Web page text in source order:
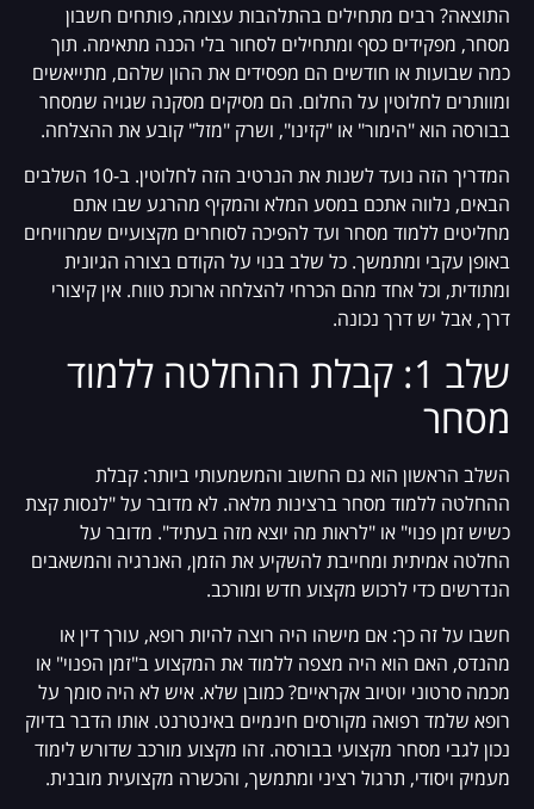
התוצאה? רבים מתחילים בהתלהבות עצומה, פותחים חשבון
מסחר, מפקידים כסף ומתחילים לסחור בלי הכנה מתאימה. תוך
כמה שבועות או חודשים הם מפסידים את ההון שלהם, מתייאשים
ומוותרים לחלוטין על החלום. הם מסיקים מסקנה שגויה שמסחר
בבורסה הוא "הימור" או "קזינו", ושרק "מזל" קובע את ההצלחה.
המדריך הזה נועד לשנות את הנרטיב הזה לחלוטין. ב-10 השלבים
הבאים, נלווה אתכם במסע המלא והמקיף מהרגע שבו אתם
מחליטים ללמוד מסחר ועד להפיכה לסוחרים מקצועיים שמרוויחים
באופן עקבי ומתמשך. כל שלב בנוי על הקודם בצורה הגיונית
ומתודית, וכל אחד מהם הכרחי להצלחה ארוכת טווח. אין קיצורי
דרך, אבל יש דרך נכונה.
שלב 1: קבלת ההחלטה ללמוד
מסחר
השלב הראשון הוא גם החשוב והמשמעותי ביותר: קבלת
ההחלטה ללמוד מסחר ברצינות מלאה. לא מדובר על "לנסות קצת
כשיש זמן פנוי" או "לראות מה יוצא מזה בעתיד". מדובר על
החלטה אמיתית ומחייבת להשקיע את הזמן, האנרגיה והמשאבים
הנדרשים כדי לרכוש מקצוע חדש ומורכב.
חשבו על זה כך: אם מישהו היה רוצה להיות רופא, עורך דין או
מהנדס, האם הוא היה מצפה ללמוד את המקצוע ב"זמן הפנוי" או
מכמה סרטוני יוטיוב אקראיים? כמובן שלא. איש לא היה סומך על
רופא שלמד רפואה מקורסים חינמיים באינטרנט. אותו הדבר בדיוק
נכון לגבי מסחר מקצועי בבורסה. זהו מקצוע מורכב שדורש לימוד
מעמיק ויסודי, תרגול רציני ומתמשך, והכשרה מקצועית מובנית.